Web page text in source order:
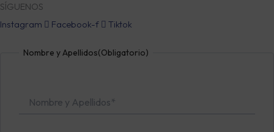
SÍGUENOS
Instagram
Facebook-f Tiktok
Nombre y Apellidos(Obligatorio)
Nombre